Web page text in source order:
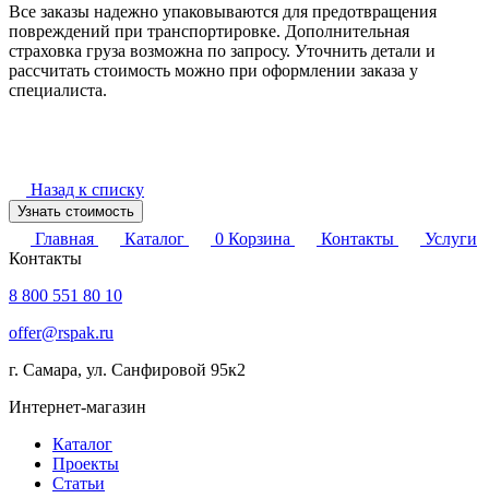
Все заказы надежно упаковываются для предотвращения
повреждений при транспортировке. Дополнительная
страховка груза возможна по запросу. Уточнить детали и
рассчитать стоимость можно при оформлении заказа у
специалиста.
Назад к списку
Узнать стоимость
Главная Каталог 0 Корзина Контакты
Услуги
Контакты
8 800 551 80 10
offer@rspak.ru
г. Самара, ул. Санфировой 95к2
Интернет-магазин
Каталог
Проекты
Статьи